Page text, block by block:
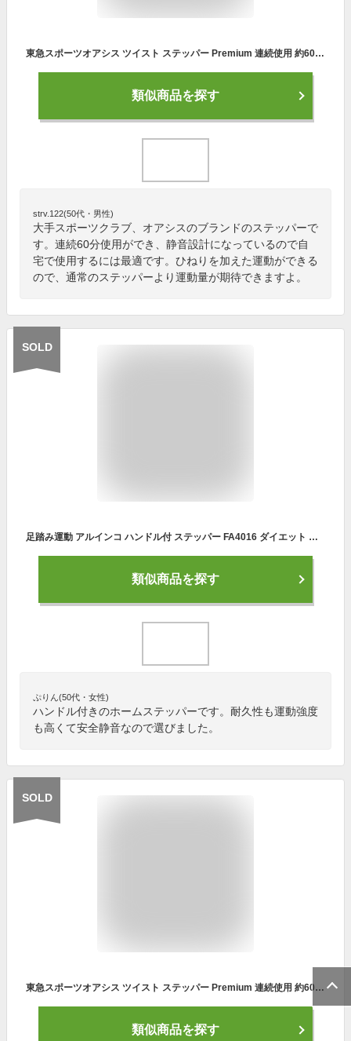
東急スポーツオアシス ツイスト ステッパー Premium 連続使用 約60分 静音 SP-400
類似商品を探す
strv.122(50代・男性)
大手スポーツクラブ、オアシスのブランドのステッパーで
す。連続60分使用ができ、静音設計になっているので自
宅で使用するには最適です。ひねりを加えた運動ができる
ので、通常のステッパーより運動量が期待できますよ。
SOLD
足踏み運動 アルインコ ハンドル付 ステッパー FA4016 ダイエット ヒップアップ トレーニング エクササイズ フィットネス【メーカー保証1年付】【送料無料】 静音 室内 運動 エアロ 器具 有酸素運動 踏み台昇降 脂肪燃焼 健康 自宅 コンパクト 運動不足 解消 簡単 おすすめ
類似商品を探す
ぷりん(50代・女性)
ハンドル付きのホームステッパーです。耐久性も運動強度
も高くて安全静音なので選びました。
SOLD
東急スポーツオアシス ツイスト ステッパー Premium 連続使用 約60分 静音 SP-400 レッド
類似商品を探す